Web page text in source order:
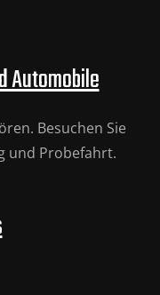
Automobile
Besuchen Sie
und Probefahrt.